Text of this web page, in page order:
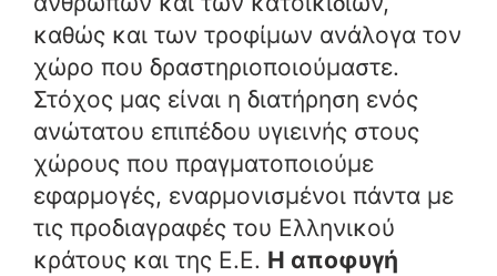
καθώς και των τροφίμων ανάλογα τον
χώρο που δραστηριοποιούμαστε.
Στόχος μας είναι η διατήρηση ενός
ανώτατου επιπέδου υγιεινής στους
χώρους που πραγματοποιούμε
εφαρμογές, εναρμονισμένοι πάντα με
τις προδιαγραφές του Ελληνικού
κράτους και της Ε.Ε. Η αποφυγή